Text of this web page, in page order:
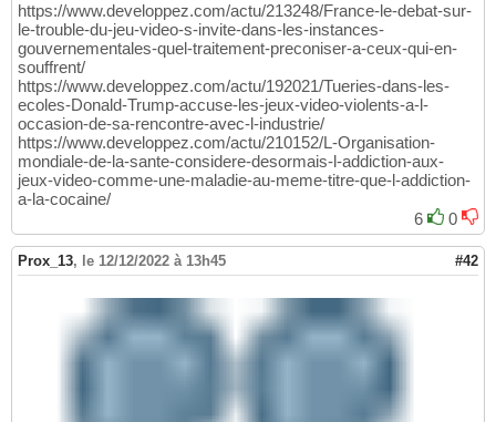
https://www.developpez.com/actu/213248/France-le-debat-sur-
le-trouble-du-jeu-video-s-invite-dans-les-instances-
gouvernementales-quel-traitement-preconiser-a-ceux-qui-en-
souffrent/
https://www.developpez.com/actu/192021/Tueries-dans-les-
ecoles-Donald-Trump-accuse-les-jeux-video-violents-a-l-
occasion-de-sa-rencontre-avec-l-industrie/
https://www.developpez.com/actu/210152/L-Organisation-
mondiale-de-la-sante-considere-desormais-l-addiction-aux-
jeux-video-comme-une-maladie-au-meme-titre-que-l-addiction-
a-la-cocaine/
6
0
Prox_13, le 12/12/2022 à 13h45 #42